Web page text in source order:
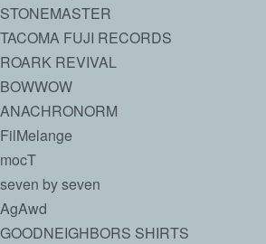
STONEMASTER
TACOMA FUJI RECORDS
ROARK REVIVAL
BOWWOW
ANACHRONORM
FilMelange
mocT
seven by seven
AgAwd
GOODNEIGHBORS SHIRTS